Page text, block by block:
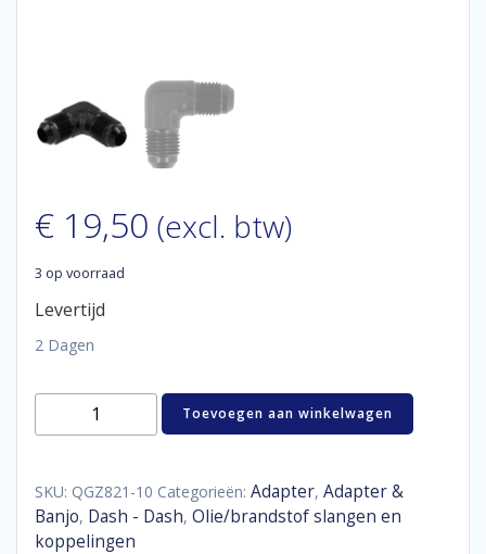
€ 19,50 (excl. btw)
3 op voorraad
Levertijd
2 Dagen
Aluminum
adaptor
D10
aantal
Toevoegen aan winkelwagen
SKU: QGZ821-10 Categorieën: Adapter, Adapter &
Banjo, Dash - Dash, Olie/brandstof slangen en
koppelingen